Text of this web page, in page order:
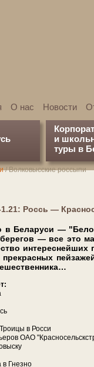
О нас Новости
и
туры в
/Волковысские россыпи
Россь —
в Бе­ла­ру­си —
— все это
интереснейших
в Рос­си
ОАО
Гнезно